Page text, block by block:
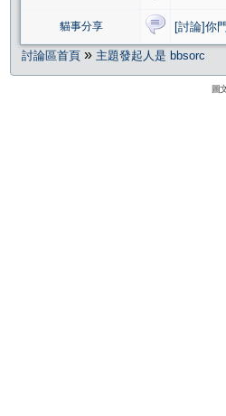
貓事分享 [討論]你
討論區首頁 » 主題發起人是 bbsorc
圖